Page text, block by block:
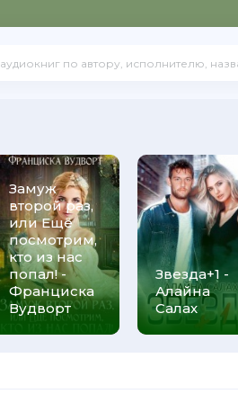
Замуж
второй раз,
или Ещё
посмотрим,
кто из нас
попал! -
Франциска
Вудворт
Звезда+1 -
Алайна
Салах